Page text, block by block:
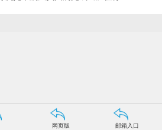
网页版 邮箱入口